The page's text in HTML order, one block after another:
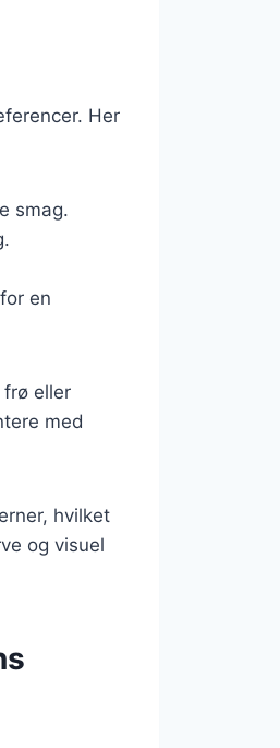
Her
smag.
en
frø eller
med
hvilket
og visuel